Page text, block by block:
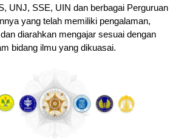
UNJ, SSE, UIN dan berbagai Perguruan
yang telah memiliki pengalaman,
diarahkan mengajar sesuai dengan
bidang ilmu yang dikuasai.